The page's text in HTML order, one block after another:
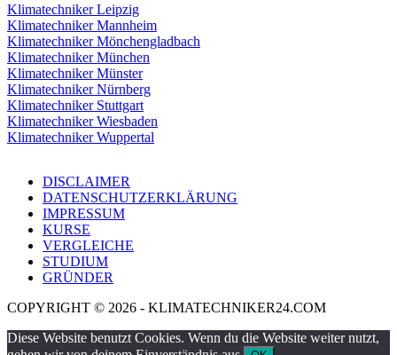
Klimatechniker Leipzig
Klimatechniker Mannheim
Klimatechniker Mönchengladbach
Klimatechniker München
Klimatechniker Münster
Klimatechniker Nürnberg
Klimatechniker Stuttgart
Klimatechniker Wiesbaden
Klimatechniker Wuppertal
DISCLAIMER
DATENSCHUTZERKLÄRUNG
IMPRESSUM
KURSE
VERGLEICHE
STUDIUM
GRÜNDER
COPYRIGHT © 2026 - KLIMATECHNIKER24.COM
Diese Website benutzt Cookies. Wenn du die Website weiter nutzt,